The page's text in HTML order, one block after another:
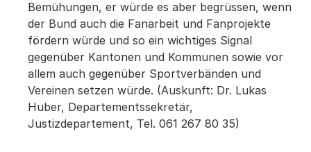
Bemühungen, er würde es aber begrüssen, wenn
der Bund auch die Fanarbeit und Fanprojekte
fördern würde und so ein wichtiges Signal
gegenüber Kantonen und Kommunen sowie vor
allem auch gegenüber Sportverbänden und
Vereinen setzen würde. (Auskunft: Dr. Lukas
Huber, Departementssekretär,
Justizdepartement, Tel. 061 267 80 35)